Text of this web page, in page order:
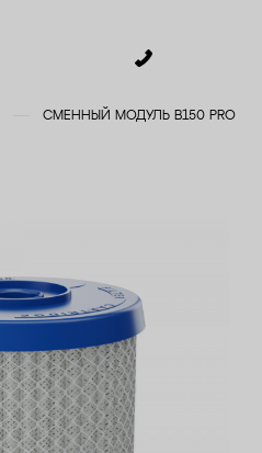
СМЕННЫЙ МОДУЛЬ В150 PRO